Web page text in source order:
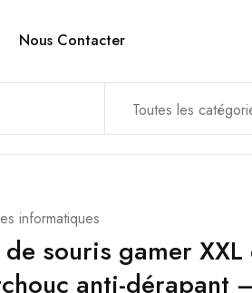
Nous Contacter
Toutes les
informatiques
de souris gamer XXL
anti-dérapant